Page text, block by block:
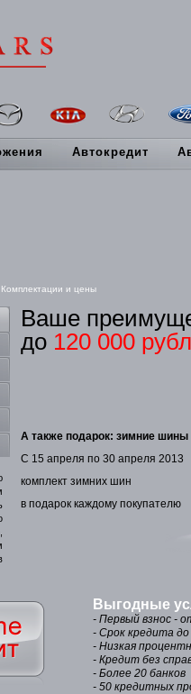
Автокредит
Комплектации и цены
Ваше
до 120 000
А также подарок: зимние шины
С 15 апреля по 30 апреля 2013
комплект зимних шин
в подарок каждому покупателю
Выгодные
- Первый взнос -
- Срок кредита
- Низкая
- Кредит без
- Более 20 банков
- 50 кредитных